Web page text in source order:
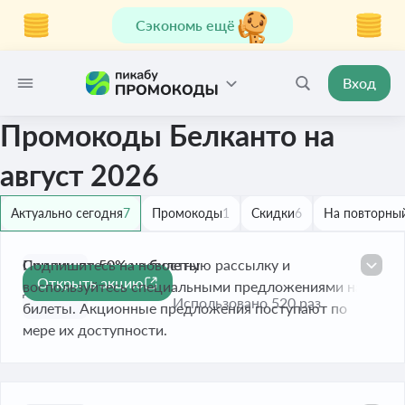
Сэкономь ещё
Вход
Промокоды Белканто на
август 2026
Актуально сегодня7 Промокоды1 Скидки6 На
-50%
Скидки до 50% на билеты
До 31 дек. 2026
Подпишитесь на новостную рассылку и
воспользуйтесь специальными предложениями на
билеты. Акционные предложения поступают по
мере их доступности.
Открыть акцию
Использовано 520 раз